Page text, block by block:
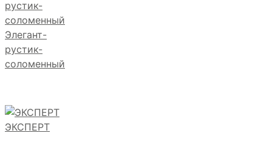
Элегант-
рустик-
соломенный
ЭКСПЕРТ